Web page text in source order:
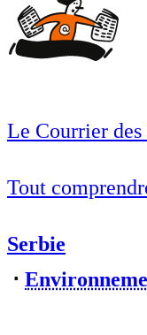
Le Courrier des
Tout
Serbie
⋅